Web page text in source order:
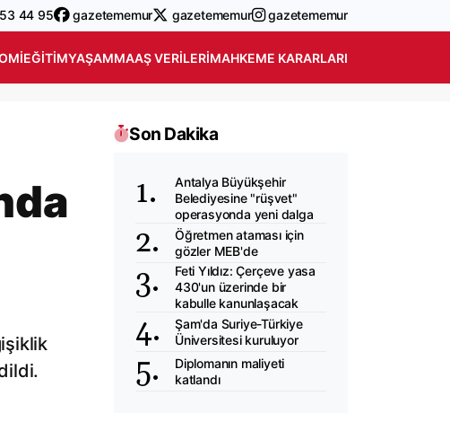
44 95 gazetememur gazetememur gazetememur
EĞITIMYAŞAMMAAŞ VERILERIMAHKEME KARARLARI
Son Dakika
Antalya Büyükşehir
Belediyesine "rüşvet"
operasyonda yeni dalga
Öğretmen ataması için
gözler MEB'de
Feti Yıldız: Çerçeve yasa
430'un üzerinde bir
kabulle kanunlaşacak
Şam'da Suriye-Türkiye
Üniversitesi kuruluyor
Diplomanın maliyeti
katlandı